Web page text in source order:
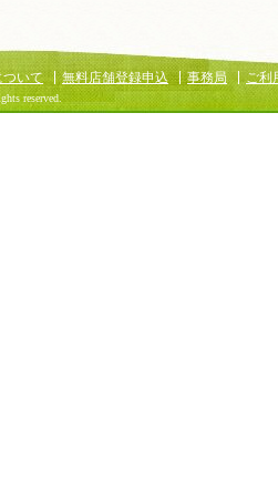
いて 無料店舗登録申込 事務局 ご利
reserved.